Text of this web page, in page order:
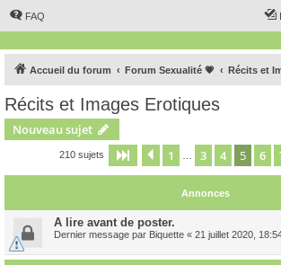
FAQ
Accueil du forum Forum Sexualité 💗 Récits et
Récits et Images Erotiques
Nouveau sujet
210 sujets Page sur
Précédent
1 3 4 5 6
Annonces
A lire avant de poster.
Dernier message par Biquette « 21 juillet 2020,